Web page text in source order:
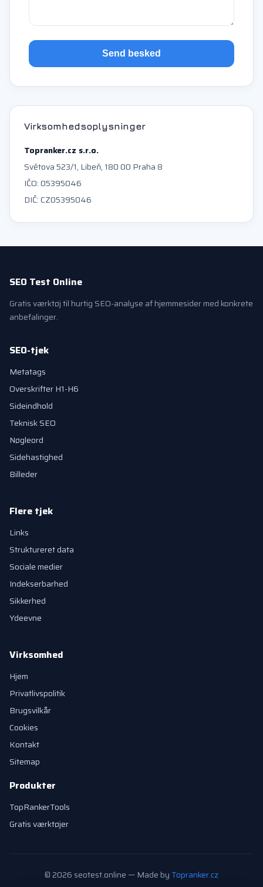
Send besked
Virksomhedsoplysninger
Topranker.cz s.r.o.
Světova 523/1, Libeň, 180 00 Praha 8
IČO: 05395046
DIČ: CZ05395046
SEO Test Online
Gratis værktøj til hurtig SEO-analyse af hjemmesider med konkrete
anbefalinger.
SEO-tjek
Metatags
Overskrifter H1-H6
Sideindhold
Teknisk SEO
Nøgleord
Sidehastighed
Billeder
Flere tjek
Links
Struktureret data
Sociale medier
Indekserbarhed
Sikkerhed
Ydeevne
Virksomhed
Hjem
Privatlivspolitik
Brugsvilkår
Cookies
Kontakt
Sitemap
Produkter
TopRankerTools
Gratis værktøjer
© 2026 seotest.online — Made by Topranker.cz